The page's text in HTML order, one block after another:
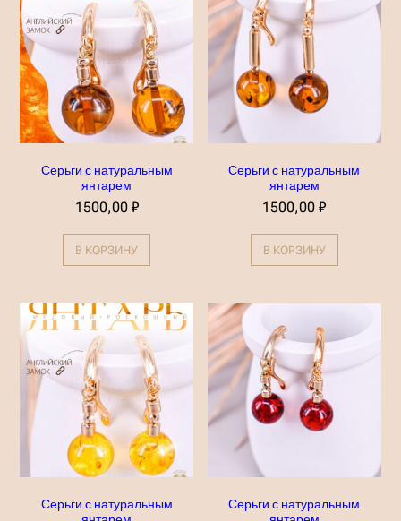
Серьги с натуральным
янтарем
1500,00 ₽
В КОРЗИНУ
Серьги с натуральным
янтарем
1500,00₽
В КОРЗИНУ
Серьги с натуральным
Серьги с натуральным